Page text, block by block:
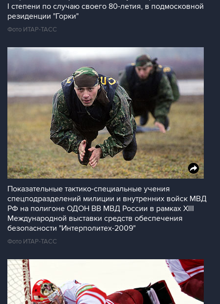
I степени по случаю своего 80-летия, в подмосковной
резиденции "Горки"
Фото ИТАР-ТАСС
Показательные тактико-специальные учения
спецподразделений милиции и внутренних войск МВД
РФ на полигоне ОДОН ВВ МВД России в рамках XIII
Международной выставки средств обеспечения
безопасности "Интерполитех-2009"
Фото ИТАР-ТАСС